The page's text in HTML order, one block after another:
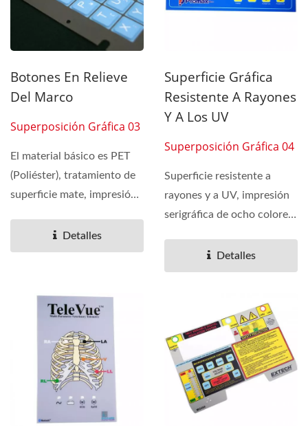
Botones En Relieve
Del Marco
Superposición Gráfica 03
El material básico es PET
(Poliéster), tratamiento de
superficie mate, impresión
Detalles
Superficie Gráfica
Resistente A Rayones
Y A Los UV
Superposición Gráfica 04
Superficie resistente a
rayones y a UV, impresión
serigráfica de ocho colores
Detalles